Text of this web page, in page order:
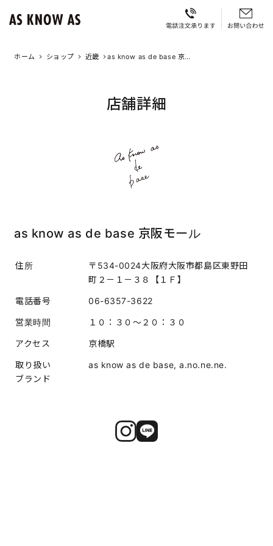
ホーム ショップ 近畿
as know as de base 京阪
店舗詳細
as know as de base 京阪モール
住所
〒534-0024大阪府大阪市都島区東野田
町２－１－３８【１Ｆ】
電話番号 06-6357-3622
営業時間 １０：３０～２０：３０
アクセス 京橋駅
取り扱い
ブランド
as know as de base, a.no.ne.ne.